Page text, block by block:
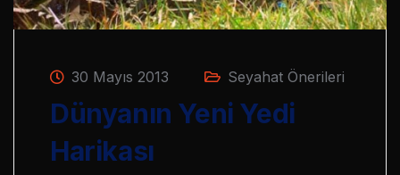
30 Mayıs 2013 Seyahat Önerileri
Dünyanın Yeni Yedi
Harikası